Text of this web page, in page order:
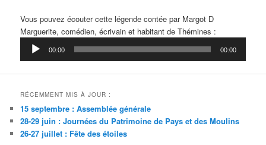
Vous pouvez écouter cette légende contée par Margot D
Marguerite, comédien, écrivain et habitant de Thémines :
Lecteur
audio
00:00 00:00
RÉCEMMENT MIS À JOUR :
15 septembre : Assemblée générale
28-29 juin : Journées du Patrimoine de Pays et des Moulins
26-27 juillet : Fête des étoiles